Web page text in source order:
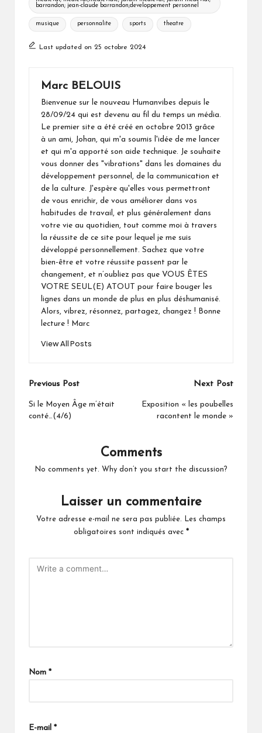
barrandon; jean-claude barrandon;developpement personnel
musique personnalite sports theatre
Last updated on 25 octobre 2024
Marc BELOUIS
Bienvenue sur le nouveau Humanvibes depuis le
28/09/24 qui est devenu au fil du temps un média.
Le premier site a été créé en octobre 2013 grâce
à un ami, Johan, qui m'a soumis l'idée de me lancer
et qui m'a apporté son aide technique. Je souhaite
vous donner des "vibrations" dans les domaines du
développement personnel, de la communication et
de la culture. J'espère qu'elles vous permettront
de vous enrichir, de vous améliorer dans vos
habitudes de travail, et plus généralement dans
votre vie au quotidien, tout comme moi à travers
la réussite de ce site pour lequel je me suis
développé personnellement. Sachez que votre
bien-être et votre réussite passent par le
changement, et n’oubliez pas que VOUS ÊTES
VOTRE SEUL(E) ATOUT pour faire bouger les
lignes dans un monde de plus en plus déshumanisé.
Alors, vibrez, résonnez, partagez, changez ! Bonne
lecture ! Marc
View All Posts
Post
navigation
Previous Post
Si le Moyen Âge m’était
conté…(4/6)
Next Post
Exposition « les poubelles
racontent le monde »
Comments
No comments yet. Why don’t you start the discussion?
Laisser un commentaire
Votre adresse e-mail ne sera pas publiée.
Les champs
obligatoires sont indiqués avec *
Nom *
E-mail *